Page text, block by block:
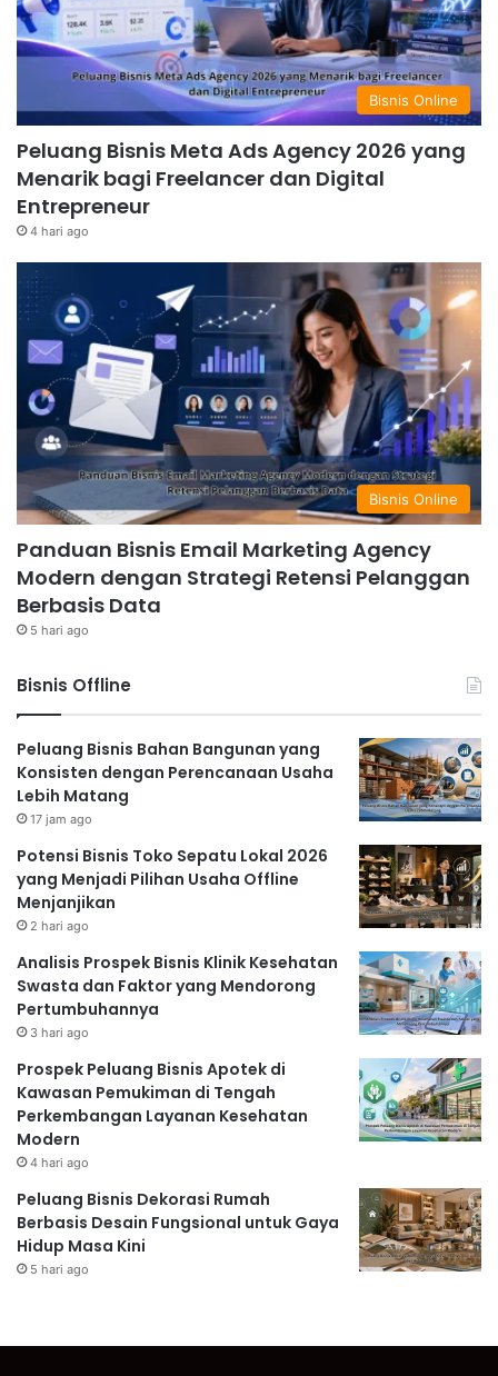
Bisnis Online
Peluang Bisnis Meta Ads Agency 2026 yang
Menarik bagi Freelancer dan Digital
Entrepreneur
4 hari ago
Bisnis Online
Panduan Bisnis Email Marketing Agency
Modern dengan Strategi Retensi Pelanggan
Berbasis Data
5 hari ago
Bisnis Offline
Peluang Bisnis Bahan Bangunan yang
Konsisten dengan Perencanaan Usaha
Lebih Matang
17 jam ago
Potensi Bisnis Toko Sepatu Lokal 2026
yang Menjadi Pilihan Usaha Offline
Menjanjikan
2 hari ago
Analisis Prospek Bisnis Klinik Kesehatan
Swasta dan Faktor yang Mendorong
Pertumbuhannya
3 hari ago
Prospek Peluang Bisnis Apotek di
Kawasan Pemukiman di Tengah
Perkembangan Layanan Kesehatan
Modern
4 hari ago
Peluang Bisnis Dekorasi Rumah
Berbasis Desain Fungsional untuk Gaya
Hidup Masa Kini
5 hari ago